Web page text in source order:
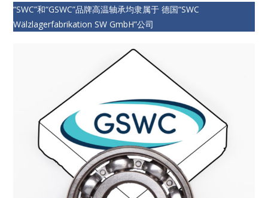
“SWC”和“GSWC”品牌高温轴承均隶属于 德国“SWC
Wälzlagerfabrikation SW GmbH”公司